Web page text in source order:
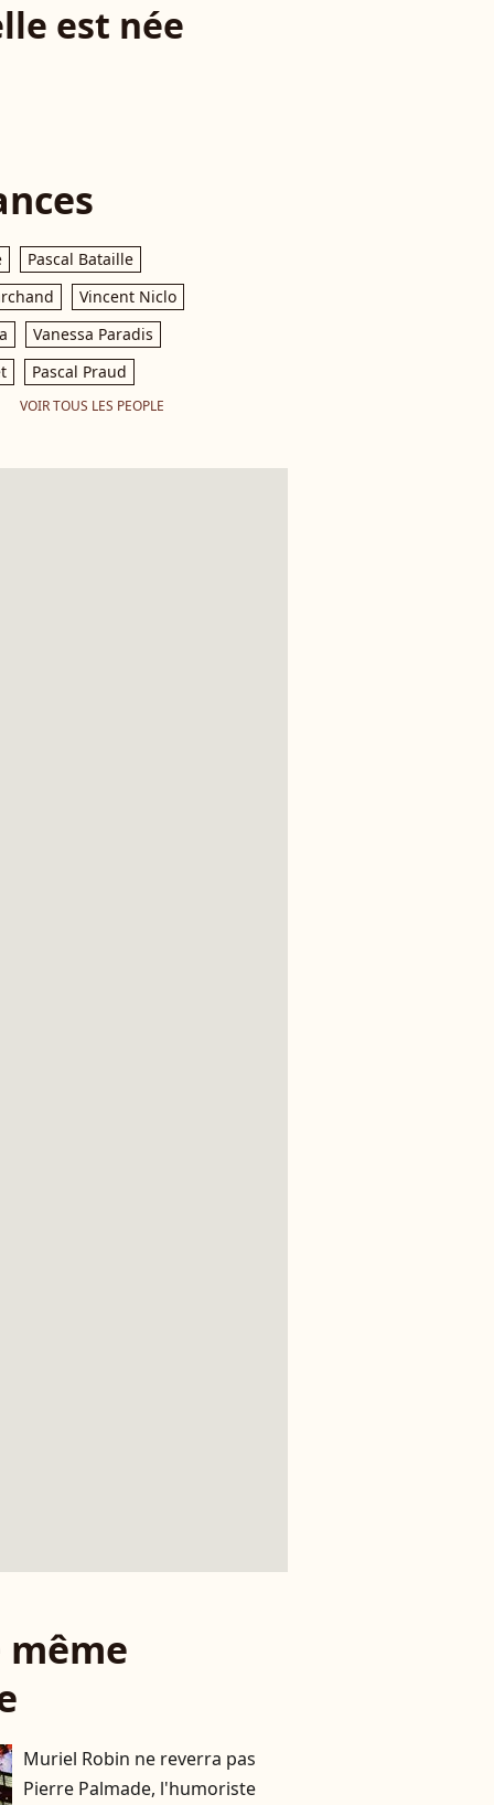
est née
Pascal Bataille
Vincent Niclo
Vanessa Paradis
Pascal Praud
VOIR TOUS LES PEOPLE
même
Muriel Robin ne reverra pas
Pierre Palmade, l'humoriste